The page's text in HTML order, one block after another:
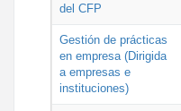
del CFP
Gestión de prácticas
en empresa (Dirigida
a empresas e
instituciones)